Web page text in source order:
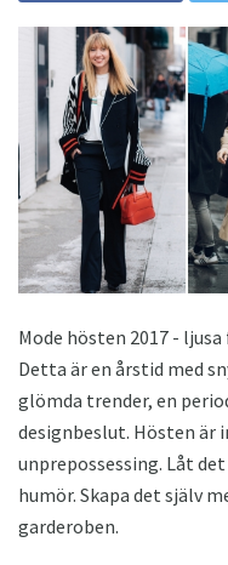
Mode hösten 2017 -
Detta är en årstid med
glömda trender, en
designbeslut. Hösten är
unprepossessing. Låt
humör. Skapa det själv
garderoben.